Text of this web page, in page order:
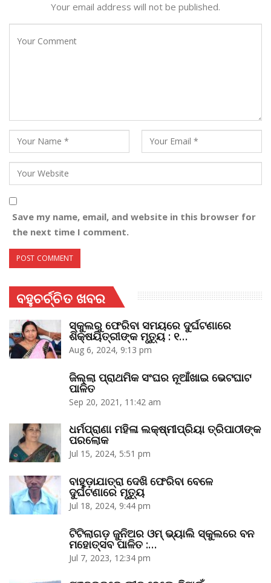
Your email address will not be published.
Save my name, email, and website in this browser for
the next time I comment.
ବହୁଚର୍ଚ୍ଚିତ ଖବର
ସ୍କୁଲରୁ ଫେରିବା ସମୟରେ ଦୁର୍ଘଟଣାରେ
ଶିକ୍ଷୟିତ୍ରୀଙ୍କ ମୃତ୍ୟୁ : ୧…
Aug 6, 2024, 9:13 pm
ଜିଲ୍ଲା ପ୍ରାଥମିକ ସଂଘର ନୂଆଁଖାଇ ଭେଟଘାଟ
ପାଳିତ
Sep 20, 2021, 11:42 am
ଧର୍ମପ୍ରାଣା ମହିଳା ଲକ୍ଷ୍ମୀପ୍ରିୟା ତ୍ରିପାଠୀଙ୍କ
ପରଲୋକ
Jul 15, 2024, 5:51 pm
ବାହୁଡ଼ାଯାତ୍ରା ଦେଖି ଫେରିବା ବେଳେ
ଦୁର୍ଘଟଣାରେ ମୃତ୍ୟୁ
Jul 18, 2024, 9:44 pm
ଟିଟିଲାଗଡ଼ ଜୁନିଅର ଓମ୍‌ ଭ୍ୟାଲି ସ୍କୁଲରେ ବନ
ମହୋତ୍ସବ ପାଳିତ :…
Jul 7, 2023, 12:34 pm